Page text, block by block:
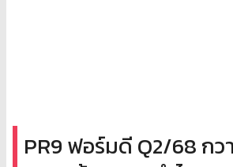
PR9 ฟอร์มดี Q2/68 กว